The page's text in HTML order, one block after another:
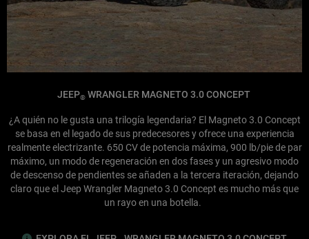
JEEP®WRANGLER MAGNETO 3.0 CONCEPT
¿A quién no le gusta una trilogía legendaria? El Magneto 3.0 Concept
se basa en el legado de sus predecesores y ofrece una experiencia
realmente electrizante. 650 CV de potencia máxima, 900 lb/pie de par
máximo, un modo de regeneración en dos fases y un agresivo modo
de descenso de pendientes se añaden a la tercera iteración, dejando
claro que el Jeep Wrangler Magneto 3.0 Concept es mucho más que
un rayo en una botella.